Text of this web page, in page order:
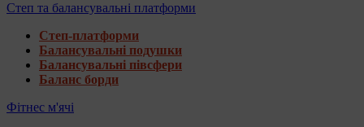
Степ та балансувальні платформи
Степ-платформи
Балансувальні подушки
Балансувальні півсфери
Баланс борди
Фітнес м'ячі